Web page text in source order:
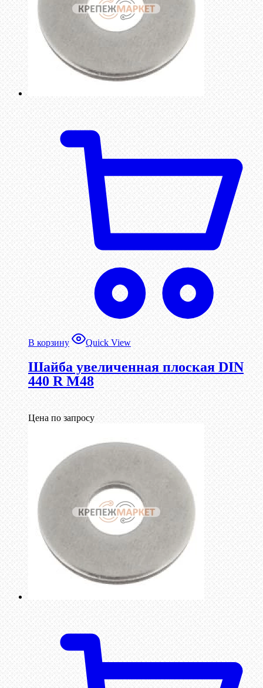
В корзину Quick View
Шайба увеличенная плоская DIN
440 R М48
Цена по запросу